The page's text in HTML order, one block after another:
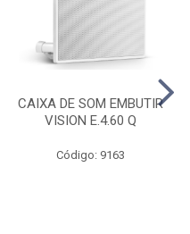
CAIXA DE SOM EMBUTIR
VISION E.4.60 Q
Código: 9163